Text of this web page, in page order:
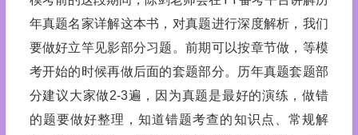
年真题名家详解这本书，对真题进行深度解析，我们
要做好立竿见影部分习题。前期可以按章节做，等模
考开始的时候再做后面的套题部分。历年真题套题部
分建议大家做2-3遍，因为真题是最好的演练，做错
的题要做好整理，知道错题考查的知识点、常规解